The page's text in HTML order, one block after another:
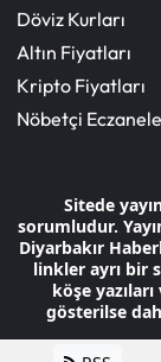
Döviz Kurları
Altın Fiyatları
Kripto Fiyatları
Nöbetçi
Sitede
sorumludur.
Diyarbakır
linkler ayrı bir
köşe
gösterilse